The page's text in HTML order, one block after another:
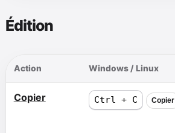
Édition
Action Windows / Linux
Copier Ctrl + C Copier